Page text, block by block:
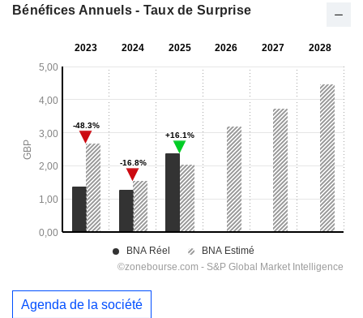
Bénéfices Annuels - Taux de Surprise
Agenda de la société